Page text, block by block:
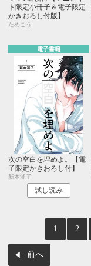
ト限定小冊子＆電子限定
かきおろし付版】
ためこう
電子書籍
次の空白を埋めよ。【電
子限定かきおろし付】
新本浦子
試し読み
前へ
1 2